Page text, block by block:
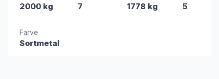
2000 kg 7 1778 kg 5
Farve
Sortmetal